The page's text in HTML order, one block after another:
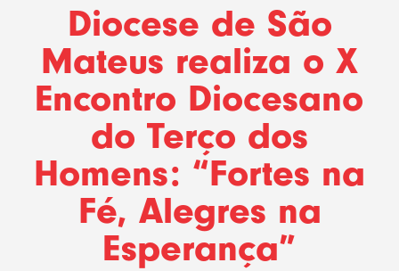
Diocese de São
Mateus realiza o X
Encontro Diocesano
do Terço dos
Homens: “Fortes na
Fé, Alegres na
Esperança”